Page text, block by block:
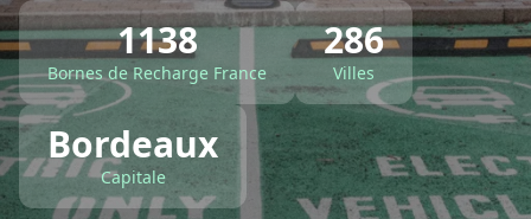
1138
Bornes de Recharge France
286
Villes
Bordeaux
Capitale